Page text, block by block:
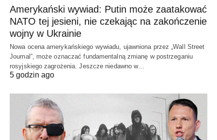
Amerykański wywiad: Putin może zaatakować
NATO tej jesieni, nie czekając na zakończenie
wojny w Ukrainie
Nowa ocena amerykańskiego wywiadu, ujawniona przez „Wall Street
Journal”, może oznaczać fundamentalną zmianę w postrzeganiu
rosyjskiego zagrożenia. Jeszcze niedawno w…
5 godzin ago